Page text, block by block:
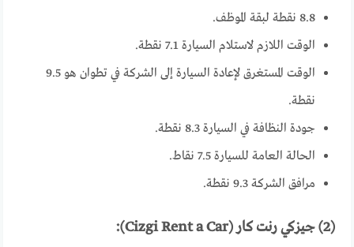
8.8 نقطة لبقة الموظف.
الوقت اللازم لاستلام السيارة 7.1 نقطة.
الوقت المستغرق لإعادة السيارة إلى الشركة في تطوان هو 9.5
نقطة.
جودة النظافة في السيارة 8.3 نقطة.
الحالة العامة للسيارة 7.5 نقاط.
مرافق الشركة 9.3 نقطة.
(2) جيزكي رنت كار (Cizgi Rent a Car):